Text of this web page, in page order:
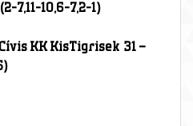
7,11-10,6-7,2-1)
KK KisTigrisek 31 –